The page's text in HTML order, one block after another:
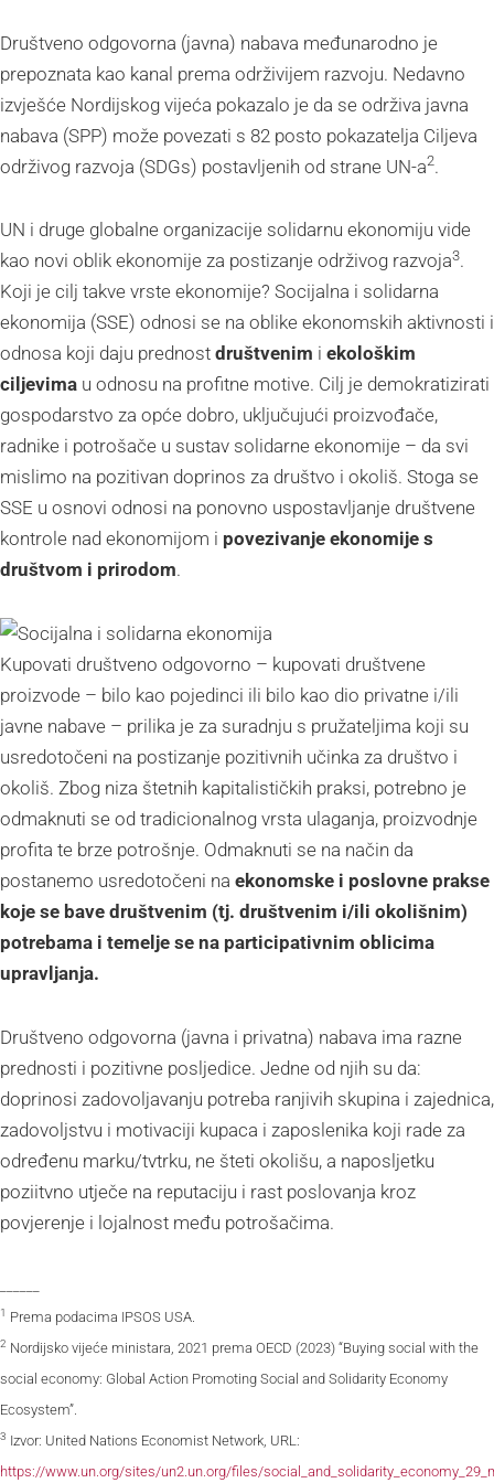
Društveno odgovorna (javna) nabava međunarodno je
prepoznata kao kanal prema održivijem razvoju. Nedavno
izvješće Nordijskog vijeća pokazalo je da se održiva javna
nabava (SPP) može povezati s 82 posto pokazatelja Ciljeva
održivog razvoja (SDGs) postavljenih od strane UN-a2.
UN i druge globalne organizacije solidarnu ekonomiju vide
kao novi oblik ekonomije za postizanje održivog razvoja3.
Koji je cilj takve vrste ekonomije? Socijalna i solidarna
ekonomija (SSE) odnosi se na oblike ekonomskih aktivnosti i
odnosa koji daju prednost društvenim i ekološkim
ciljevima u odnosu na profitne motive. Cilj je demokratizirati
gospodarstvo za opće dobro, uključujući proizvođače,
radnike i potrošače u sustav solidarne ekonomije – da svi
mislimo na pozitivan doprinos za društvo i okoliš. Stoga se
SSE u osnovi odnosi na ponovno uspostavljanje društvene
kontrole nad ekonomijom i povezivanje ekonomije s
društvom i prirodom.
Kupovati društveno odgovorno – kupovati društvene
proizvode – bilo kao pojedinci ili bilo kao dio privatne i/ili
javne nabave – prilika je za suradnju s pružateljima koji su
usredotočeni na postizanje pozitivnih učinka za društvo i
okoliš. Zbog niza štetnih kapitalističkih praksi, potrebno je
odmaknuti se od tradicionalnog vrsta ulaganja, proizvodnje
profita te brze potrošnje. Odmaknuti se na način da
postanemo usredotočeni na ekonomske i poslovne prakse
koje se bave društvenim (tj. društvenim i/ili okolišnim)
potrebama i temelje se na participativnim oblicima
upravljanja.
Društveno odgovorna (javna i privatna) nabava ima razne
prednosti i pozitivne posljedice. Jedne od njih su da:
doprinosi zadovoljavanju potreba ranjivih skupina i zajednica,
zadovoljstvu i motivaciji kupaca i zaposlenika koji rade za
određenu marku/tvtrku, ne šteti okolišu, a naposljetku
poziitvno utječe na reputaciju i rast poslovanja kroz
povjerenje i lojalnost među potrošačima.
1 Prema podacima IPSOS USA.
2 Nordijsko vijeće ministara, 2021 prema OECD (2023) “Buying social with the
social economy: Global Action Promoting Social and Solidarity Economy
Ecosystem”.
3 Izvor: United Nations Economist Network, URL:
https://www.un.org/sites/un2.un.org/files/